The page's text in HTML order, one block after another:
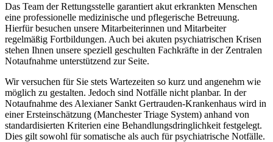
Das Team der Rettungsstelle garantiert akut erkrankten Menschen
eine professionelle medizinische und pflegerische Betreuung.
Hierfür besuchen unsere Mitarbeiterinnen und Mitarbeiter
regelmäßig Fortbildungen. Auch bei akuten psychiatrischen Krisen
stehen Ihnen unsere speziell geschulten Fachkräfte in der Zentralen
Notaufnahme unterstützend zur Seite.
Wir versuchen für Sie stets Wartezeiten so kurz und angenehm wie
möglich zu gestalten. Jedoch sind Notfälle nicht planbar. In der
Notaufnahme des Alexianer Sankt Gertrauden-Krankenhaus wird in
einer Ersteinschätzung (Manchester Triage System) anhand von
standardisierten Kriterien eine Behandlungsdringlichkeit festgelegt.
Dies gilt sowohl für somatische als auch für psychiatrische Notfälle.